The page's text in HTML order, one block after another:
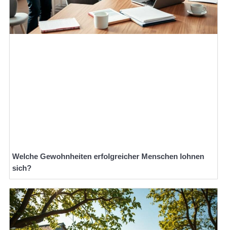
Welche Gewohnheiten erfolgreicher Menschen lohnen
sich?